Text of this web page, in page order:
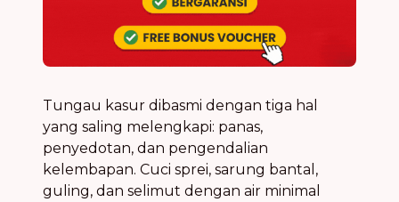
Tungau kasur dibasmi dengan tiga hal
yang saling melengkapi: panas,
penyedotan, dan pengendalian
kelembapan. Cuci sprei, sarung bantal,
guling, dan selimut dengan air minimal